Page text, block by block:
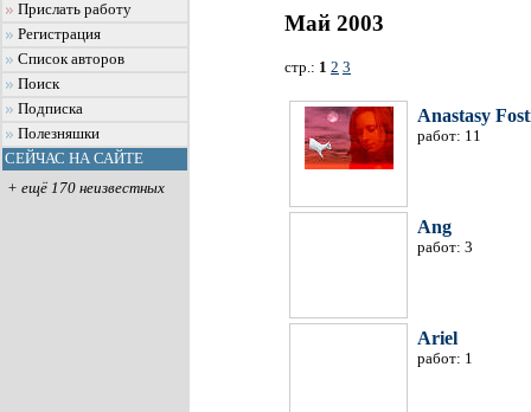
Прислать работу
Регистрация
Список авторов
Поиск
Подписка
Полезняшки
СЕЙЧАС НА САЙТЕ
+ ещё 170 неизвестных
Май 2003
стр.: 1 2 3
Anastasy
работ: 11
Ang
работ: 3
Ariel
работ: 1